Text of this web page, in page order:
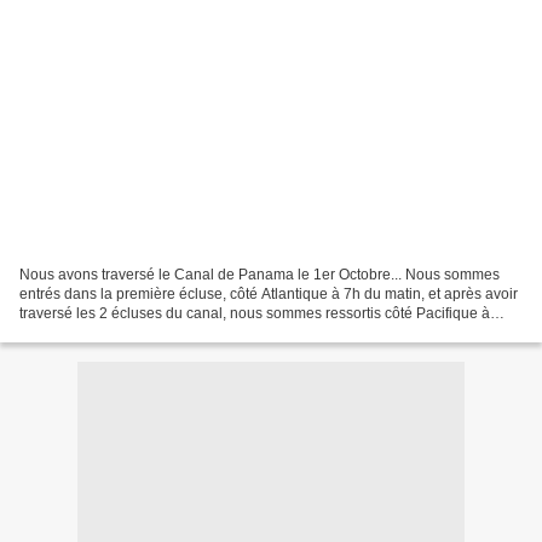
Nous avons traversé le Canal de Panama le 1er Octobre... Nous sommes
entrés dans la première écluse, côté Atlantique à 7h du matin, et après avoir
traversé les 2 écluses du canal, nous sommes ressortis côté Pacifique à